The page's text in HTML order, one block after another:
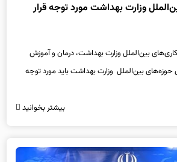
وزارت بهداشت مورد توجه قرار
بین‌الملل وزارت بهداشت، درمان و آموزش
بین‌الملل وزارت بهداشت باید مورد توجه
بیشتر بخوانید